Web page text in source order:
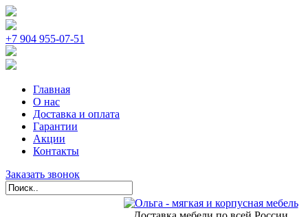
+7 904 955-07-51
Главная
О нас
Доставка и оплата
Гарантии
Акции
Контакты
Заказать звонок